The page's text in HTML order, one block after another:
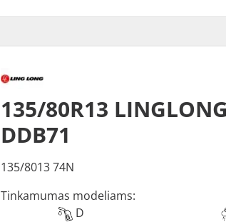
135/80R13
DDB71
135/8013 74N
Tinkamumas modeliams:
D